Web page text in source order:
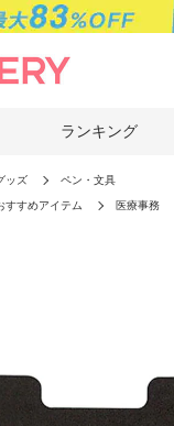
ランキング
ッズ ペン・文具
すすめアイテム 医療事務